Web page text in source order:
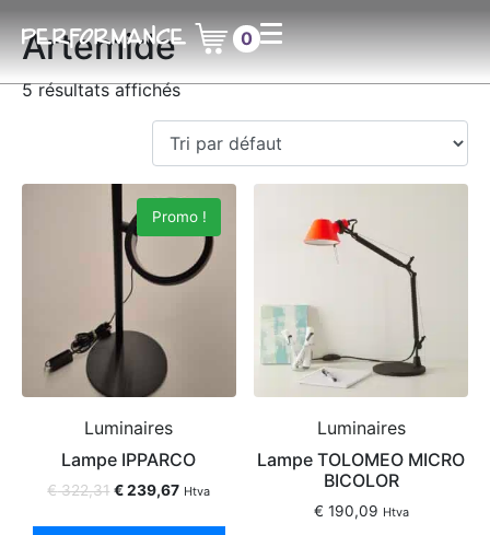
0
Artemide
5 résultats affichés
Promo !
Luminaires
Lampe IPPARCO
€322,31 €239,67 Htva
Luminaires
Lampe TOLOMEO MICRO
BICOLOR
€ 190,09 Htva